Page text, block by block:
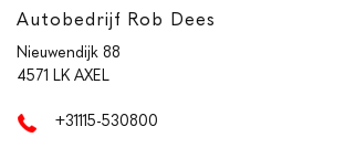
Autobedrijf Rob Dees
Nieuwendijk 88
4571 LK AXEL
+31115-530800